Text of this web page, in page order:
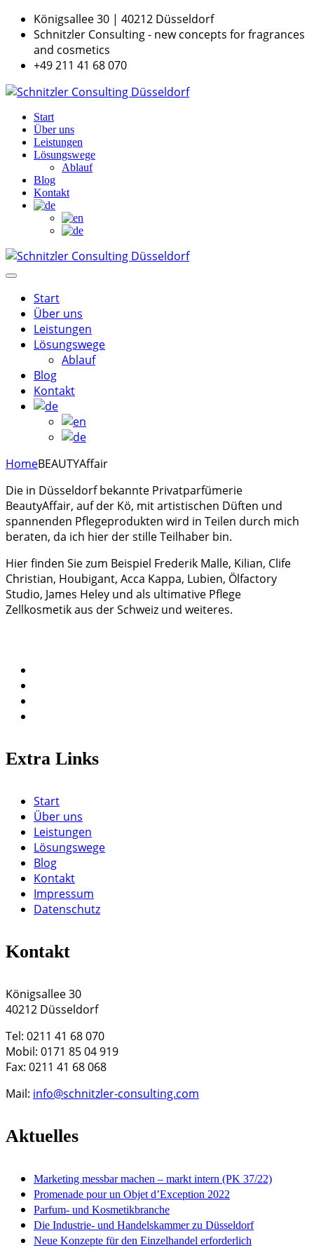
Königsallee 30 | 40212 Düsseldorf
Schnitzler Consulting - new concepts for fragrances
and cosmetics
+49 211 41 68 070
Start
Über uns
Leistungen
Lösungswege
Ablauf
Blog
Kontakt
Start
Über uns
Leistungen
Lösungswege
Ablauf
Blog
Kontakt
HomeBEAUTYAffair
Die in Düsseldorf bekannte Privatparfümerie
BeautyAffair, auf der Kö, mit artistischen Düften und
spannenden Pflegeprodukten wird in Teilen durch mich
beraten, da ich hier der stille Teilhaber bin.
Hier finden Sie zum Beispiel Frederik Malle, Kilian, Clife
Christian, Houbigant, Acca Kappa, Lubien, Ölfactory
Studio, James Heley und als ultimative Pflege
Zellkosmetik aus der Schweiz und weiteres.
Extra Links
Start
Über uns
Leistungen
Lösungswege
Blog
Kontakt
Impressum
Datenschutz
Kontakt
Königsallee 30
40212 Düsseldorf
Tel: 0211 41 68 070
Mobil: 0171 85 04 919
Fax: 0211 41 68 068
Mail: info@schnitzler-consulting.com
Aktuelles
Marketing messbar machen – markt intern (PK 37/22)
Promenade pour un Objet d’Exception 2022
Parfum- und Kosmetikbranche
Die Industrie- und Handelskammer zu Düsseldorf
Neue Konzepte für den Einzelhandel erforderlich